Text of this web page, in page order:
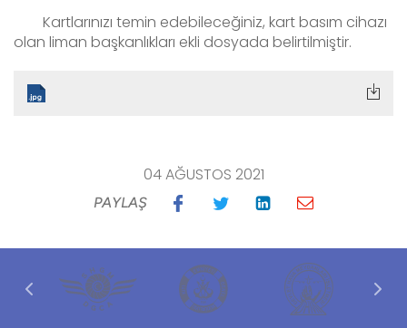
Kartlarınızı temin edebileceğiniz, kart basım cihazı
olan liman başkanlıkları ekli dosyada belirtilmiştir.
04 AĞUSTOS 2021
PAYLAŞ